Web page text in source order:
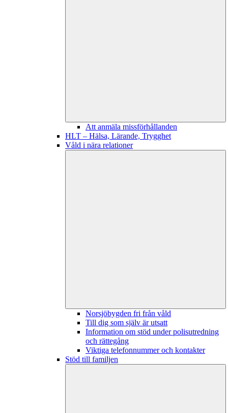
Att anmäla missförhållanden
HLT – Hälsa, Lärande, Trygghet
Våld i nära relationer
Norsjöbygden fri från våld
Till dig som själv är utsatt
Information om stöd under polisutredning
och rättegång
Viktiga telefonnummer och kontakter
Stöd till familjen